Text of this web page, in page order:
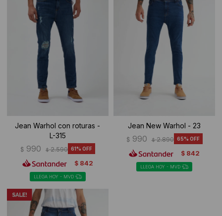
Jean Warhol con roturas -
L-315
$ 990 $ 2.590 61
$ 842
LLEGA HOY - MVD
Jean New Warhol - 23
$ 990 $ 2.890 65
$ 842
LLEGA HOY - MVD
Ropa Interior
Canguros
Camperas
Sherpas
Camisas y blusas
Vestidos